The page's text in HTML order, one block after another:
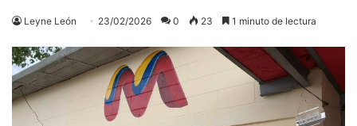
Leyne León 23/02/2026 0 23 1 minuto de lectura